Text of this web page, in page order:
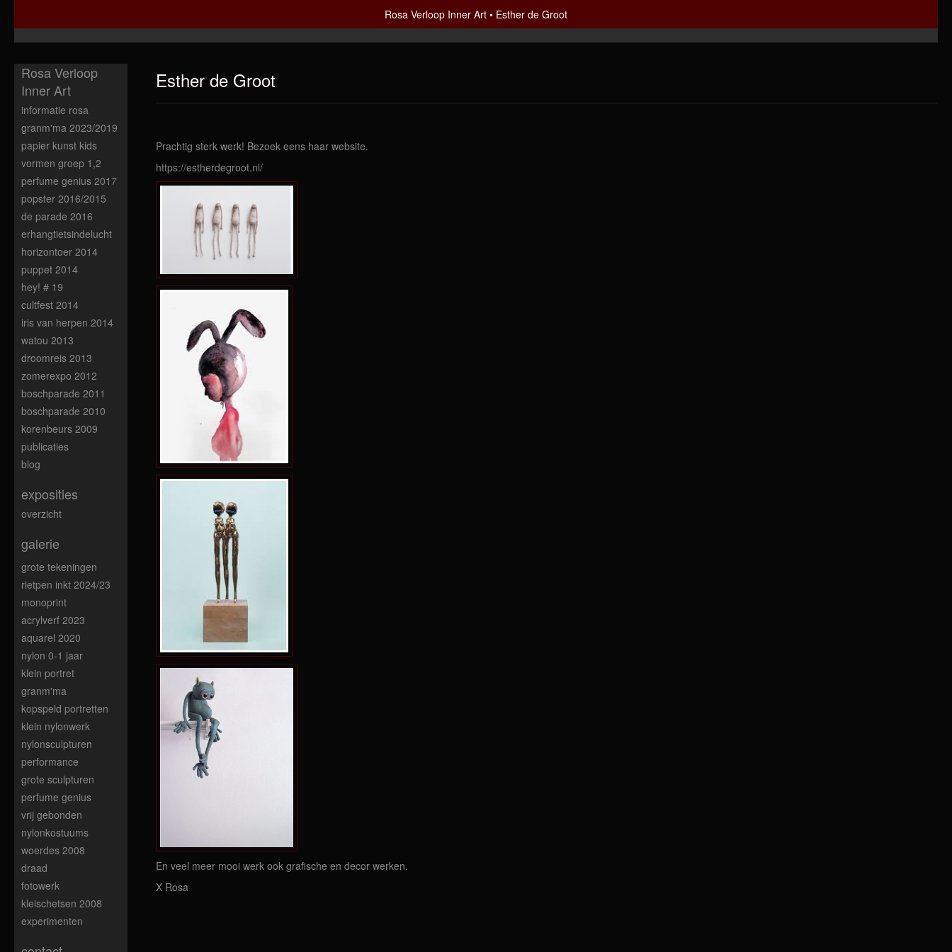
Rosa Verloop Inner Art Esther de Groot
Esther de Groot
Prachtig sterk werk! Bezoek eens haar website.
https://estherdegroot.nl/
En veel meer mooi werk ook grafische en decor werken.
X Rosa
Rosa Verloop
Inner Art
informatie rosa
granm'ma 2023/2019
papier kunst kids
vormen groep 1,2
perfume genius 2017
popster 2016/2015
de parade 2016
erhangtietsindelucht
horizontoer 2014
puppet 2014
hey! # 19
cultfest 2014
iris van herpen 2014
watou 2013
droomreis 2013
zomerexpo 2012
boschparade 2011
boschparade 2010
korenbeurs 2009
publicaties
blog
exposities
overzicht
galerie
grote tekeningen
rietpen inkt 2024/23
monoprint
acrylverf 2023
aquarel 2020
nylon 0-1 jaar
klein portret
granm'ma
kopspeld portretten
klein nylonwerk
nylonsculpturen
performance
grote sculpturen
perfume genius
vrij gebonden
nylonkostuums
woerdes 2008
draad
fotowerk
kleischetsen 2008
experimenten